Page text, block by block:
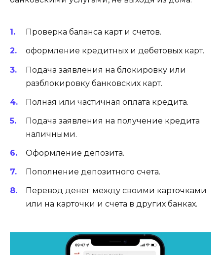
Проверка баланса карт и счетов.
оформление кредитных и дебетовых карт.
Подача заявления на блокировку или
разблокировку банковских карт.
Полная или частичная оплата кредита.
Подача заявления на получение кредита
наличными.
Оформление депозита.
Пополнение депозитного счета.
Перевод денег между своими карточками
или на карточки и счета в других банках.